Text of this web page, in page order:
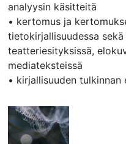
analyysin käsitteitä
• kertomus ja
tietokirjallisuudessa
teatteriesityksissä,
mediateksteissä
• kirjallisuuden